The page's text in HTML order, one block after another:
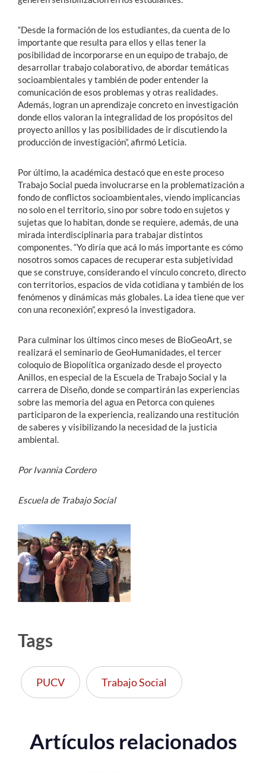
“Desde la formación de los estudiantes, da cuenta de lo
importante que resulta para ellos y ellas tener la
posibilidad de incorporarse en un equipo de trabajo, de
desarrollar trabajo colaborativo, de abordar temáticas
socioambientales y también de poder entender la
comunicación de esos problemas y otras realidades.
Además, logran un aprendizaje concreto en investigación
donde ellos valoran la integralidad de los propósitos del
proyecto anillos y las posibilidades de ir discutiendo la
producción de investigación”, afirmó Leticia.
Por último, la académica destacó que en este proceso
Trabajo Social pueda involucrarse en la problematización a
fondo de conflictos socioambientales, viendo implicancias
no solo en el territorio, sino por sobre todo en sujetos y
sujetas que lo habitan, donde se requiere, además, de una
mirada interdisciplinaria para trabajar distintos
componentes. “Yo diría que acá lo más importante es cómo
nosotros somos capaces de recuperar esta subjetividad
que se construye, considerando el vínculo concreto, directo
con territorios, espacios de vida cotidiana y también de los
fenómenos y dinámicas más globales. La idea tiene que ver
con una reconexión”, expresó la investigadora.
Para culminar los últimos cinco meses de BioGeoArt, se
realizará el seminario de GeoHumanidades, el tercer
coloquio de Biopolítica organizado desde el proyecto
Anillos, en especial de la Escuela de Trabajo Social y la
carrera de Diseño, donde se compartirán las experiencias
sobre las memoria del agua en Petorca con quienes
participaron de la experiencia, realizando una restitución
de saberes y visibilizando la necesidad de la justicia
ambiental.
Por Ivannia Cordero
Escuela de Trabajo Social
Tags
PUCV Trabajo Social
Artículos relacionados